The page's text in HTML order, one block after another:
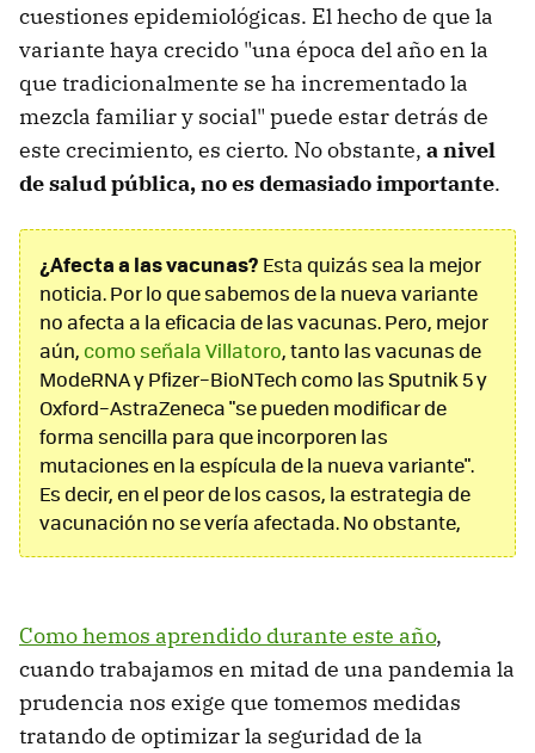
cuestiones epidemiológicas. El hecho de que la
variante haya crecido "una época del año en la
que tradicionalmente se ha incrementado la
mezcla familiar y social" puede estar detrás de
este crecimiento, es cierto. No obstante, a nivel
de salud pública, no es demasiado importante.
¿Afecta a las vacunas? Esta quizás sea la mejor
noticia. Por lo que sabemos de la nueva variante
no afecta a la eficacia de las vacunas. Pero, mejor
aún, como señala Villatoro, tanto las vacunas de
ModeRNA y Pfizer–BioNTech como las Sputnik 5 y
Oxford–AstraZeneca "se pueden modificar de
forma sencilla para que incorporen las
mutaciones en la espícula de la nueva variante".
Es decir, en el peor de los casos, la estrategia de
vacunación no se vería afectada. No obstante,
Como hemos aprendido durante este año,
cuando trabajamos en mitad de una pandemia la
prudencia nos exige que tomemos medidas
tratando de optimizar la seguridad de la